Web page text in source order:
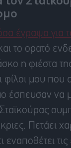
έγραψα για
το ορατό
η φιέστα
φίλοι μου που
έσπευσαν να
Πετάει
εναποθέτει